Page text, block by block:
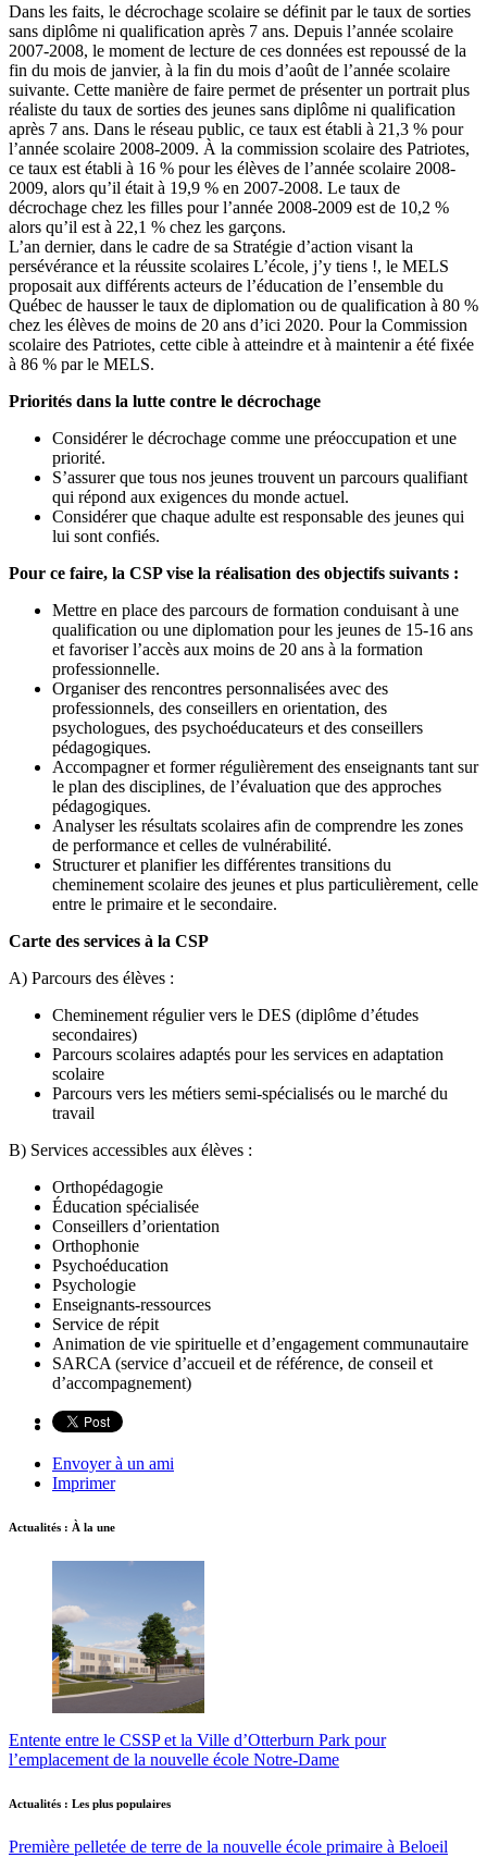
Dans les faits, le décrochage scolaire se définit par le taux de sorties
sans diplôme ni qualification après 7 ans. Depuis l’année scolaire
2007-2008, le moment de lecture de ces données est repoussé de la
fin du mois de janvier, à la fin du mois d’août de l’année scolaire
suivante. Cette manière de faire permet de présenter un portrait plus
réaliste du taux de sorties des jeunes sans diplôme ni qualification
après 7 ans. Dans le réseau public, ce taux est établi à 21,3 % pour
l’année scolaire 2008-2009. À la commission scolaire des Patriotes,
ce taux est établi à 16 % pour les élèves de l’année scolaire 2008-
2009, alors qu’il était à 19,9 % en 2007-2008. Le taux de
décrochage chez les filles pour l’année 2008-2009 est de 10,2 %
alors qu’il est à 22,1 % chez les garçons.
L’an dernier, dans le cadre de sa Stratégie d’action visant la
persévérance et la réussite scolaires L’école, j’y tiens !, le MELS
proposait aux différents acteurs de l’éducation de l’ensemble du
Québec de hausser le taux de diplomation ou de qualification à 80 %
chez les élèves de moins de 20 ans d’ici 2020. Pour la Commission
scolaire des Patriotes, cette cible à atteindre et à maintenir a été fixée
à 86 % par le MELS.
Priorités dans la lutte contre le décrochage
Considérer le décrochage comme une préoccupation et une
priorité.
S’assurer que tous nos jeunes trouvent un parcours qualifiant
qui répond aux exigences du monde actuel.
Considérer que chaque adulte est responsable des jeunes qui
lui sont confiés.
Pour ce faire, la CSP vise la réalisation des objectifs suivants :
Mettre en place des parcours de formation conduisant à une
qualification ou une diplomation pour les jeunes de 15-16 ans
et favoriser l’accès aux moins de 20 ans à la formation
professionnelle.
Organiser des rencontres personnalisées avec des
professionnels, des conseillers en orientation, des
psychologues, des psychoéducateurs et des conseillers
pédagogiques.
Accompagner et former régulièrement des enseignants tant sur
le plan des disciplines, de l’évaluation que des approches
pédagogiques.
Analyser les résultats scolaires afin de comprendre les zones
de performance et celles de vulnérabilité.
Structurer et planifier les différentes transitions du
cheminement scolaire des jeunes et plus particulièrement, celle
entre le primaire et le secondaire.
Carte des services à la CSP
A) Parcours des élèves :
Cheminement régulier vers le DES (diplôme d’études
secondaires)
Parcours scolaires adaptés pour les services en adaptation
scolaire
Parcours vers les métiers semi-spécialisés ou le marché du
travail
B) Services accessibles aux élèves :
Orthopédagogie
Éducation spécialisée
Conseillers d’orientation
Orthophonie
Psychoéducation
Psychologie
Enseignants-ressources
Service de répit
Animation de vie spirituelle et d’engagement communautaire
SARCA (service d’accueil et de référence, de conseil et
d’accompagnement)
Envoyer à un ami
Imprimer
Actualités : À la une
Entente entre le CSSP et la Ville d’Otterburn Park pour
l’emplacement de la nouvelle école Notre-Dame
Actualités : Les plus populaires
Première pelletée de terre de la nouvelle école primaire à Beloeil